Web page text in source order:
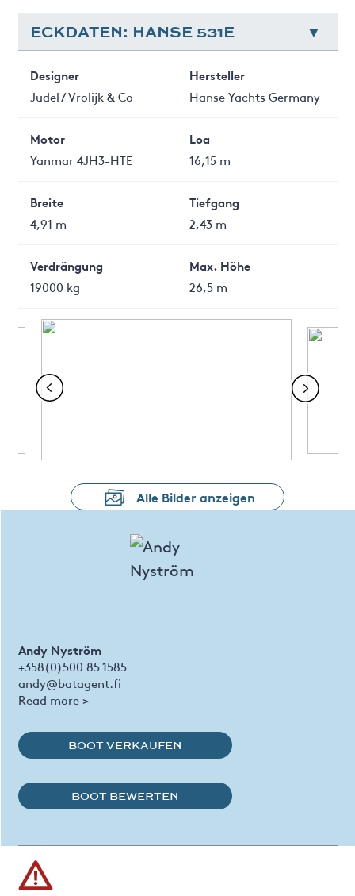
ECKDATEN: HANSE 531E
Designer
Judel / Vrolijk & Co
Hersteller
Hanse Yachts Germany
Motor
Yanmar 4JH3-HTE
Loa
16,15 m
Breite
4,91 m
Tiefgang
2,43 m
Verdrängung
19000 kg
Max. Höhe
26,5 m
Alle Bilder anzeigen
Andy Nyström
+358(0)500 85 1585
andy@batagent.fi
Read more >
BOOT VERKAUFEN
BOOT BEWERTEN